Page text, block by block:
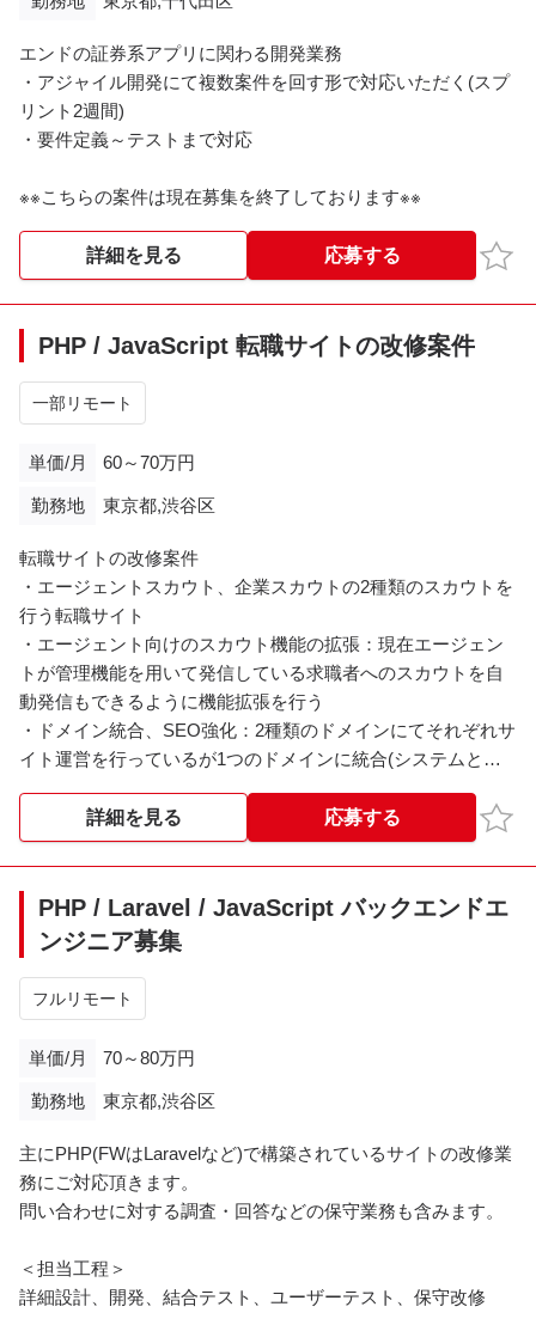
エンドの証券系アプリに関わる開発業務
・アジャイル開発にて複数案件を回す形で対応いただく(スプ
リント2週間)
・要件定義～テストまで対応
※※こちらの案件は現在募集を終了しております※※​
詳細を見る 応募する お気
PHP / JavaScript 転職サイトの改修案件
一部リモート
単価/月 60～70万円
勤務地 東京都,渋谷区
転職サイトの改修案件
・エージェントスカウト、企業スカウトの2種類のスカウトを
行う転職サイト
・エージェント向けのスカウト機能の拡張：現在エージェン
トが管理機能を用いて発信している求職者へのスカウトを自
動発信もできるように機能拡張を行う
・ドメイン統合、SEO強化：2種類のドメインにてそれぞれサ
イト運営を行っているが1つのドメインに統合(システムとし
改修(静的ページ化、内部リンク設定など)
※※こちらの案件は現在募集を終了しております※※​
詳細を見る 応募する お気
PHP / Laravel / JavaScript バックエンドエ
ンジニア募集
フルリモート
単価/月 70～80万円
勤務地 東京都,渋谷区
主にPHP(FWはLaravelなど)で構築されているサイトの改修業
務にご対応頂きます。
問い合わせに対する調査・回答などの保守業務も含みます。
＜担当工程＞
詳細設計、開発、結合テスト、ユーザーテスト、保守改修